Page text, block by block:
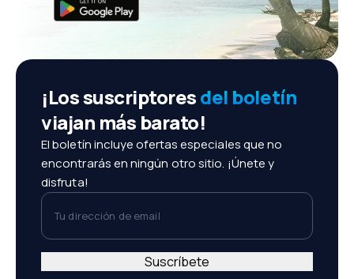
¡Los suscriptoresdel boletín
viajan más barato!
El boletín incluye ofertas especiales que no
encontrarás en ningún otro sitio. ¡Únete y
disfruta!
Tu dirección de email
Suscríbete